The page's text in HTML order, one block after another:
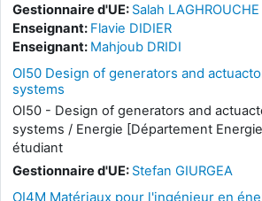
Gestionnaire d'UE: Salah LAGHROUCHE
Enseignant: Flavie DIDIER
Enseignant: Mahjoub DRIDI
OI50 Design of generators and
systems
OI50 - Design of generators and
systems / Energie [Département
étudiant
Gestionnaire d'UE: Stefan GIURGEA
OI4M Matériaux pour l'ingénieur en